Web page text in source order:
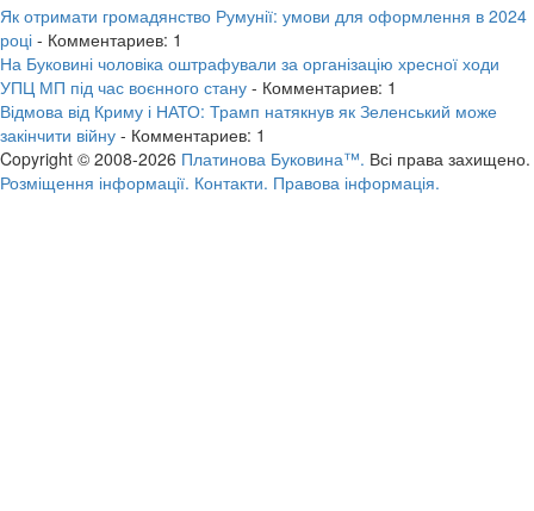
Як отримати громадянство Румунії: умови для оформлення в 2024
році - Комментариев: 1
На Буковині чоловіка оштрафували за організацію хресної ходи
УПЦ МП під час воєнного стану - Комментариев: 1
Відмова від Криму і НАТО: Трамп натякнув як Зеленський може
закінчити війну - Комментариев: 1
Copyright © 2008-2026 Платинова Буковина™. Всі права захищено.
Розміщення інформації. Контакти. Правова інформація.